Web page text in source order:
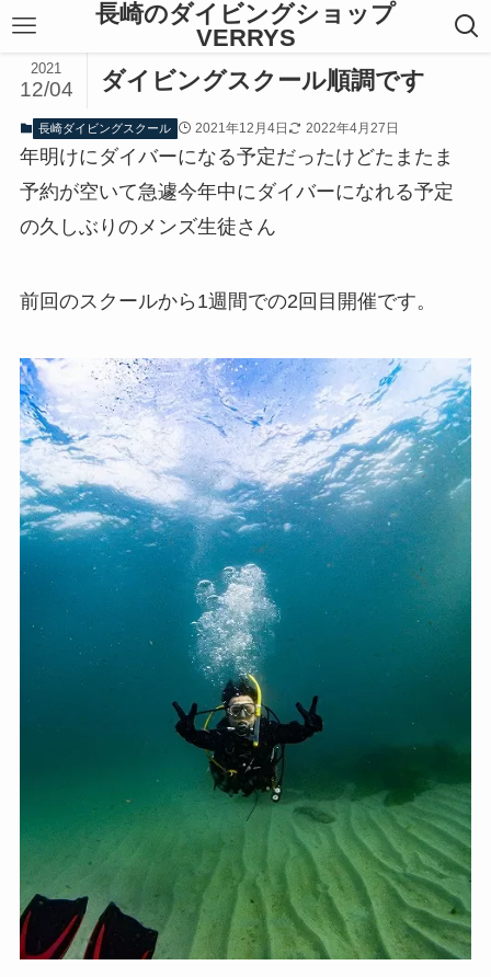
長崎のダイビングショップ
VERRYS
ダイビングスクール順調です
2021
12/04
長崎ダイビングスクール 2021年12月4日 2022年4月27日
年明けにダイバーになる予定だったけどたまたま
予約が空いて急遽今年中にダイバーになれる予定
の久しぶりのメンズ生徒さん
前回のスクールから1週間での2回目開催です。